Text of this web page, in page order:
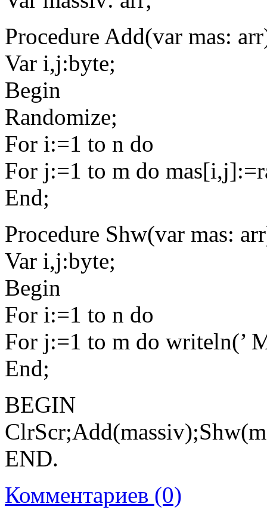
Procedure Add(var mas:
Var i,j:byte;
Begin
Randomize;
For i:=1 to n do
For j:=1 to m do
End;
Procedure Shw(var mas:
Var i,j:byte;
Begin
For i:=1 to n do
For j:=1 to m do writeln(’
End;
BEGIN
END.
Комментариев (0)